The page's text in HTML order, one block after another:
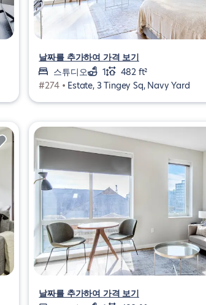
날짜를 추가하여 가격 보기
스튜디오
1
482 ft²
#274 • Estate, 3 Tingey Sq, Navy Yard
날짜를 추가하여 가격 보기